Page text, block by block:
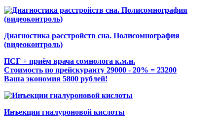
Диагностика расстройств сна. Полисомнография
(видеоконтроль)
ПСГ + приём врача сомнолога к.м.н.
Стоимость по прейскуранту 29000 - 20% = 23200
Ваша экономия 5800 рублей!
Инъекции гиалуроновой кислоты